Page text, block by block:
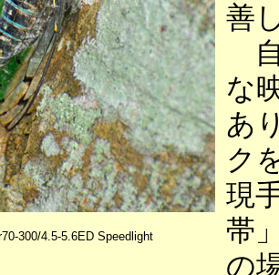
300/4.5-5.6ED Speedlight
善
な
あ
ク
現
帯
の